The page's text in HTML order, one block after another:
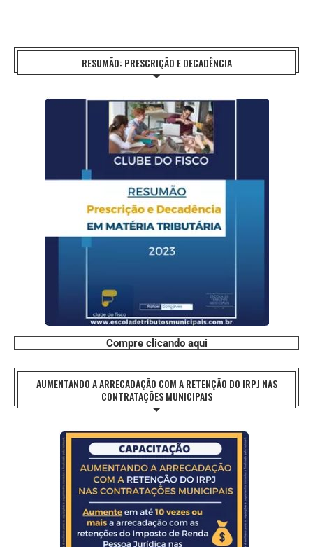
RESUMÃO: PRESCRIÇÃO E DECADÊNCIA
Compre clicando aqui
AUMENTANDO A ARRECADAÇÃO COM A RETENÇÃO DO IRPJ NAS
CONTRATAÇÕES MUNICIPAIS